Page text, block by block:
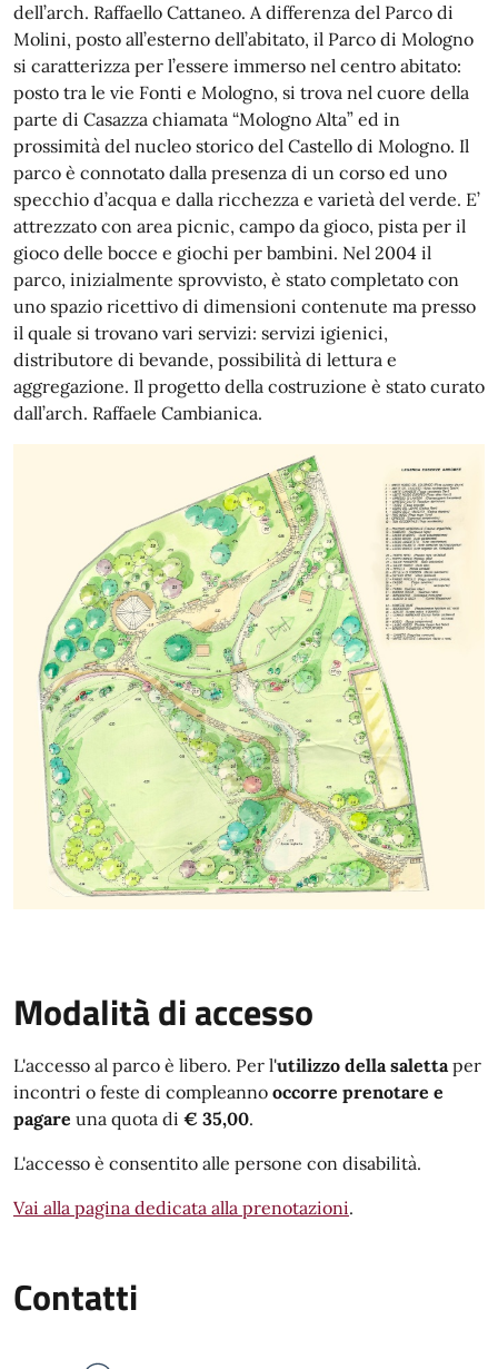
dell’arch. Raffaello Cattaneo. A differenza del Parco di
Molini, posto all’esterno dell’abitato, il Parco di Mologno
si caratterizza per l’essere immerso nel centro abitato:
posto tra le vie Fonti e Mologno, si trova nel cuore della
parte di Casazza chiamata “Mologno Alta” ed in
prossimità del nucleo storico del Castello di Mologno. Il
parco è connotato dalla presenza di un corso ed uno
specchio d’acqua e dalla ricchezza e varietà del verde. E’
attrezzato con area picnic, campo da gioco, pista per il
gioco delle bocce e giochi per bambini. Nel 2004 il
parco, inizialmente sprovvisto, è stato completato con
uno spazio ricettivo di dimensioni contenute ma presso
il quale si trovano vari servizi: servizi igienici,
distributore di bevande, possibilità di lettura e
aggregazione. Il progetto della costruzione è stato curato
dall’arch. Raffaele Cambianica.
Modalità di accesso
L'accesso al parco è libero. Per l'utilizzo della saletta per
incontri o feste di compleanno occorre prenotare e
pagare una quota di € 35,00.
L'accesso è consentito alle persone con disabilità.
Vai alla pagina dedicata alla prenotazioni.
Contatti